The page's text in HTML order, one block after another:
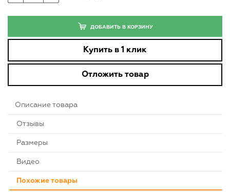
ДОБАВИТЬ В КОРЗИНУ
Купить в 1 клик
Отложить товар
Описание товара
Отзывы
Размеры
Видео
Похожие товары